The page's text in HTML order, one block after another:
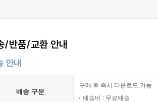
/반품/교환 안내
안내
배송 구분
구매 후 즉시 다운로드 가능
배송비 : 무료배송